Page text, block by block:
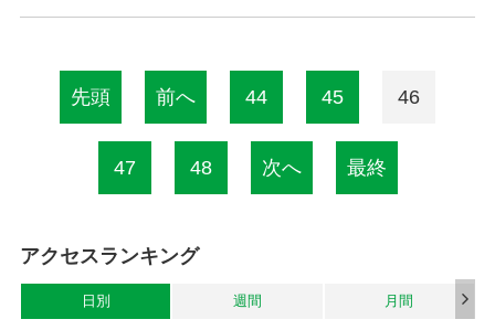
先頭 前へ 44 45 46
47 48 次へ 最終
アクセスランキング
日別 週間 月間